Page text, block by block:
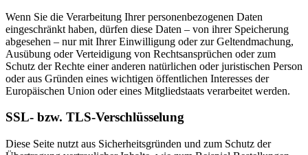
Wenn Sie die Verarbeitung Ihrer personenbezogenen Daten
eingeschränkt haben, dürfen diese Daten – von ihrer Speicherung
abgesehen – nur mit Ihrer Einwilligung oder zur Geltendmachung,
Ausübung oder Verteidigung von Rechtsansprüchen oder zum
Schutz der Rechte einer anderen natürlichen oder juristischen Person
oder aus Gründen eines wichtigen öffentlichen Interesses der
Europäischen Union oder eines Mitgliedstaats verarbeitet werden.
SSL- bzw. TLS-Verschlüsselung
Diese Seite nutzt aus Sicherheitsgründen und zum Schutz der